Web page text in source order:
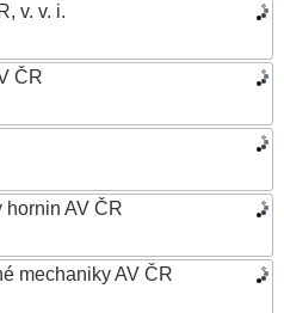
v. v. i.
ČR
hornin AV ČR
mechaniky AV ČR